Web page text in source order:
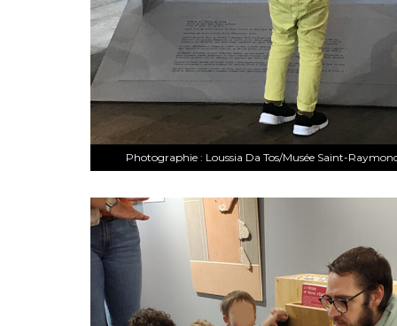
Photographie : Loussia Da Tos/Musée Saint-